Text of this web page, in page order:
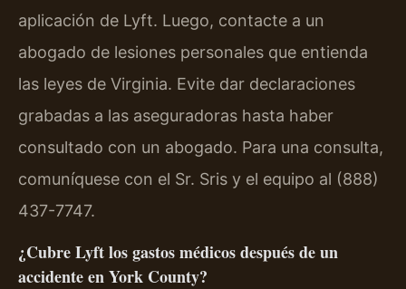
aplicación de Lyft. Luego, contacte a un
abogado de lesiones personales que entienda
las leyes de Virginia. Evite dar declaraciones
grabadas a las aseguradoras hasta haber
consultado con un abogado. Para una consulta,
comuníquese con el Sr. Sris y el equipo al (888)
437-7747.
¿Cubre Lyft los gastos médicos después de un
accidente en York County?